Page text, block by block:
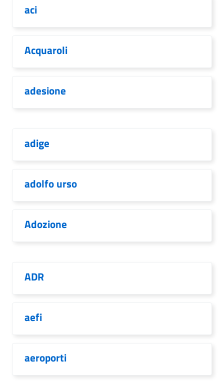
aci
Acquaroli
adesione
adige
adolfo urso
Adozione
ADR
aefi
aeroporti